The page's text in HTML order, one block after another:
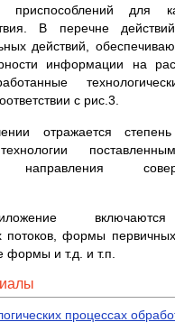
приспособлений для
В перечне
действий,
информации на
с рис.3.
отражается степень
направления
включаются
формы
формы и т.д. и т.п.
процессах